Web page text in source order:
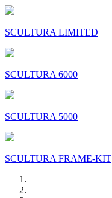
SCULTURA LIMITED
SCULTURA 6000
SCULTURA 5000
SCULTURA FRAME-KIT